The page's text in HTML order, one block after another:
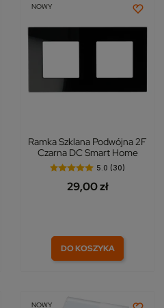
NOWY
Ramka Szklana Podwójna 2F
Czarna DC Smart Home
5.0 (30)
29,00 zł
DO KOSZYKA
NOWY